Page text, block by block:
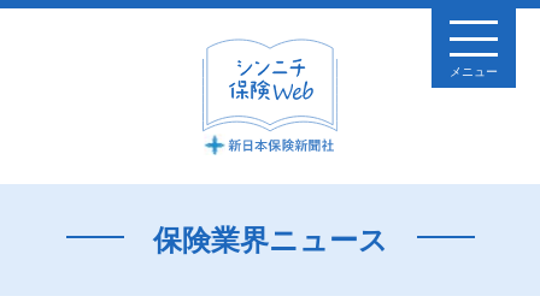
メニュー
保険業界ニュース